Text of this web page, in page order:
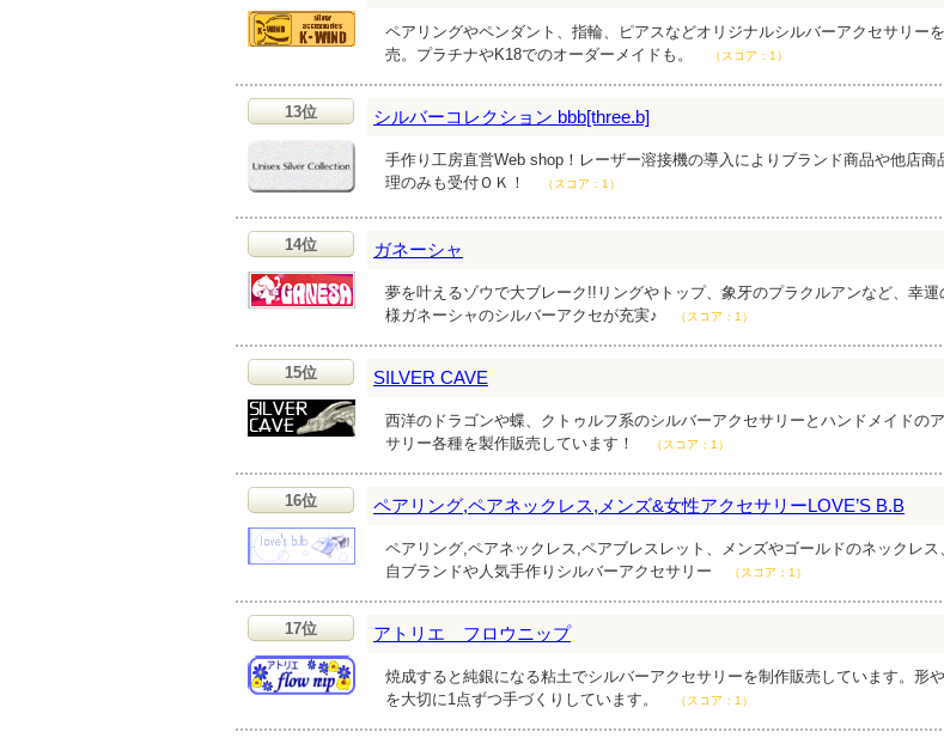
ペアリングやペンダント、指輪、ピアスなどオリジナルシルバーアクセサリー
売。プラチナやK18でのオーダーメイドも。
（スコア：1）
13位 シルバーコレクション bbb[three.b]
手作り工房直営Web shop！レーザー溶接機の導入によりブランド商品や他店商
理のみも受付ＯＫ！
（スコア：1）
14位 ガネーシャ
夢を叶えるゾウで大ブレーク!!リングやトップ、象牙のプラクルアンなど、幸運
様ガネーシャのシルバーアクセが充実♪
（スコア：1）
15位 SILVER CAVE
西洋のドラゴンや蝶、クトゥルフ系のシルバーアクセサリーとハンドメイドの
サリー各種を製作販売しています！
（スコア：1）
16位 ペアリング,ペアネックレス,メンズ&女性アクセサリーLOVE’S B.B
ペアリング,ペアネックレス,ペアブレスレット、メンズやゴールドのネックレス
自ブランドや人気手作りシルバーアクセサリー
（スコア：1）
17位 アトリエ フロウニップ
焼成すると純銀になる粘土でシルバーアクセサリーを制作販売しています。形
を大切に1点ずつ手づくりしています。
（スコア：1）